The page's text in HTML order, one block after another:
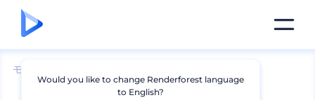
モックアップ
Would you like to change Renderforest language
to English?